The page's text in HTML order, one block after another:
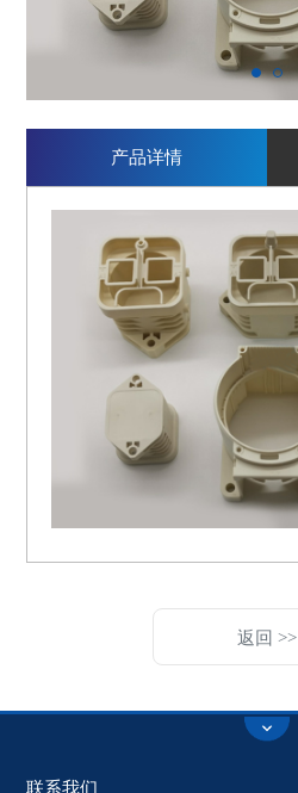
1 2
产品详情
返回 >>
联系我们